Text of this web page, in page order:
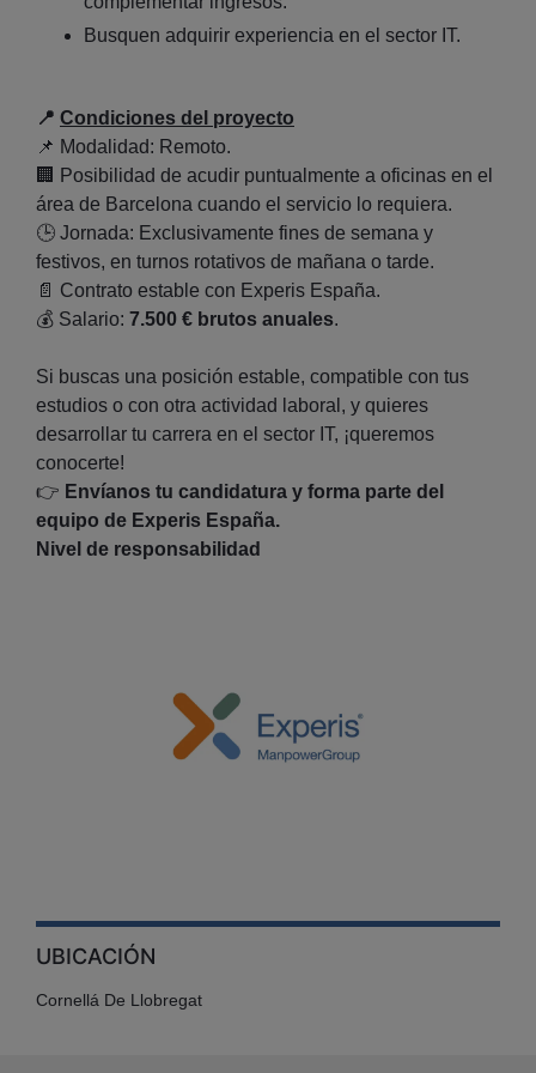
Busquen adquirir experiencia en el sector IT.
📍 Condiciones del proyecto
📌 Modalidad: Remoto.
🏢
Posibilidad de acudir puntualmente a oficinas en el
área de Barcelona cuando el servicio lo requiera.
🕒 Jornada: Exclusivamente fines de semana y
festivos, en turnos rotativos de mañana o tarde.
📄 Contrato estable con Experis España.
💰 Salario: 7.500 € brutos anuales.
Si buscas una posición estable, compatible con tus
estudios o con otra actividad laboral, y quieres
desarrollar tu carrera en el sector IT, ¡queremos
conocerte!
👉 Envíanos tu candidatura y forma parte del
equipo de Experis España.
Nivel de responsabilidad
UBICACIÓN
Cornellá De Llobregat